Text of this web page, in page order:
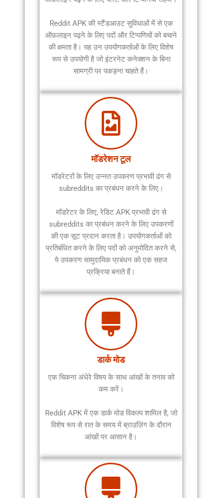
Reddit APK की स्टैंडआउट सुविधाओं में से एक
ऑफ़लाइन पढ़ने के लिए पदों और टिप्पणियों को बचाने
की क्षमता है। यह उन उपयोगकर्ताओं के लिए विशेष
रूप से उपयोगी है जो इंटरनेट कनेक्शन के बिना
सामग्री पर पकड़ना चाहते हैं।
मॉडरेशन टूल
मॉडरेटरों के लिए उन्नत उपकरण प्रभावी ढंग से
subreddits का प्रबंधन करने के लिए।
मॉडरेटर के लिए, रेडिट APK प्रभावी ढंग से
subreddits का प्रबंधन करने के लिए उपकरणों
की एक सूट प्रदान करता है। उपयोगकर्ताओं को
प्रतिबंधित करने के लिए पदों को अनुमोदित करने से,
ये उपकरण सामुदायिक प्रबंधन को एक सहज
प्रक्रिया बनाते हैं।
डार्क मोड
एक चिकना अंधेरे विषय के साथ आंखों के तनाव को
कम करें।
Reddit APK में एक डार्क मोड विकल्प शामिल है, जो
विशेष रूप से रात के समय में ब्राउज़िंग के दौरान
आंखों पर आसान है।